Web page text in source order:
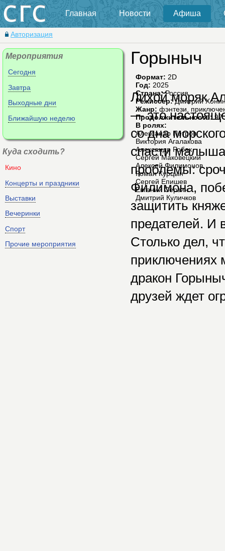
Главная Новости Афиша
Авторизация
Мероприятия
Сегодня
Завтра
Выходные дни
Ближайшую неделю
Куда сходить?
Кино
Концерты и праздники
Выставки
Вечеринки
Спорт
Прочие мероприятия
Горыныч
Формат: 2D
Год: 2025
Страна:Россия
Режиссер:Дмитрий
Жанр: фэнтези,
Продолжительность:97
В ролях:
Александр Петров
Виктория Агалакова
Александр Робак
Сергей Маковецкий
Алексей Филимонов
Роман Курцын
Сергей Епишев
Евгений Серзин
Дмитрий Куличков
Лихой моряк
— это
со дна
спасти
проблемы:
Филимона,
защитить
предателей. И
Столько дел,
приключениях
дракон
друзей ждет